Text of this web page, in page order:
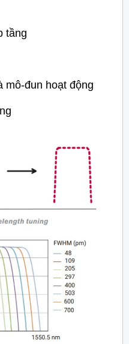
tầng
mô-đun hoạt động